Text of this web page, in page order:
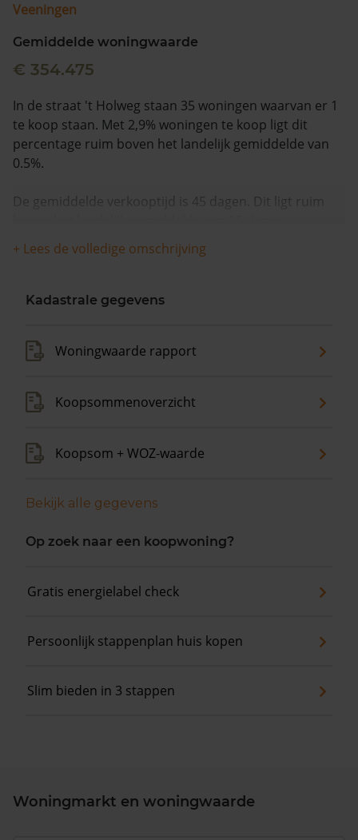
Veeningen
Gemiddelde woningwaarde
€ 354.475
In de straat 't Holweg staan 35 woningen waarvan er 1
te koop staan. Met 2,9% woningen te koop ligt dit
percentage ruim boven het landelijk gemiddelde van
0.5%.
De gemiddelde verkooptijd is 45 dagen. Dit ligt ruim
De gemiddelde huizenprijs is €585.000. De gemiddelde
de gemiddelde woningwaarde met 9,6% gestegen.
+ Lees de volledige omschrijving
Kadastrale gegevens
Woningwaarde rapport
Koopsommenoverzicht
Koopsom + WOZ-waarde
Bekijk alle gegevens
Op zoek naar een koopwoning?
Gratis energielabel check
Persoonlijk stappenplan huis kopen
Slim bieden in 3 stappen
Woningmarkt en woningwaarde